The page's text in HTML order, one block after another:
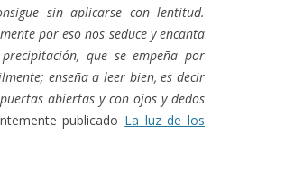
sin aplicarse con lentitud.
por eso nos seduce y encanta
que se empeña por
enseña a leer bien, es decir
abiertas y con ojos y dedos
publicado La luz de los